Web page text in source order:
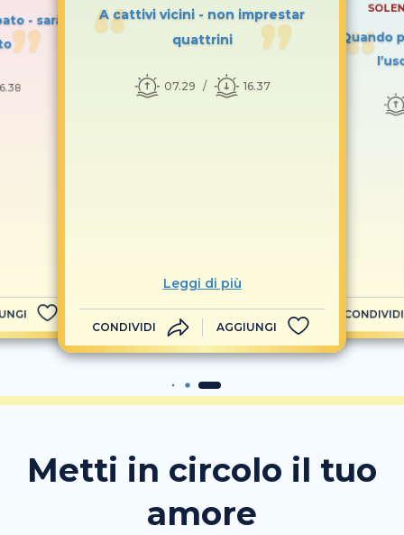
- sarà
A cattivi vicini - non imprestar
quattrini
07.29 16.37
Leggi di più
CONDIVIDI AGGIUNGI
Quando
CONDIVIDI
Metti in circolo il tuo
amore